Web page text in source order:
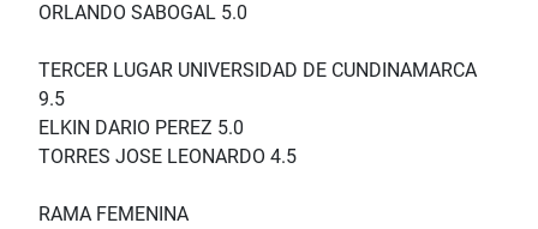
ORLANDO SABOGAL 5.0
TERCER LUGAR UNIVERSIDAD DE CUNDINAMARCA
9.5
ELKIN DARIO PEREZ 5.0
TORRES JOSE LEONARDO 4.5
RAMA FEMENINA